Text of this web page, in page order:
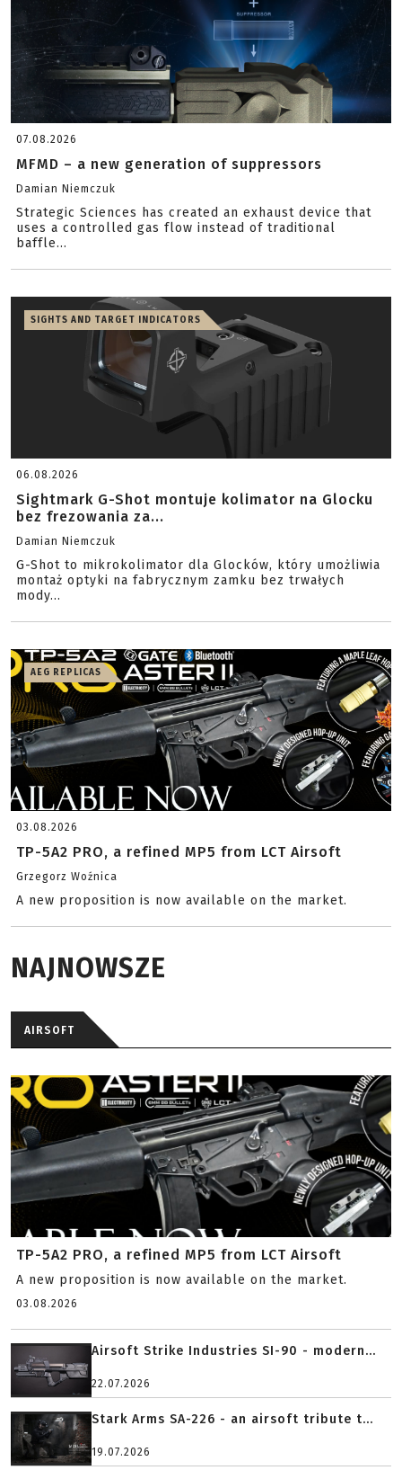
07.08.2026
MFMD – a new generation of suppressors
Damian Niemczuk
Strategic Sciences has created an exhaust device that
uses a controlled gas flow instead of traditional
baffle...
SIGHTS AND TARGET INDICATORS
06.08.2026
Sightmark G-Shot montuje kolimator na Glocku
bez frezowania za...
Damian Niemczuk
G-Shot to mikrokolimator dla Glocków, który umożliwia
montaż optyki na fabrycznym zamku bez trwałych
mody...
AEG REPLICAS
03.08.2026
TP-5A2 PRO, a refined MP5 from LCT Airsoft
Grzegorz Woźnica
A new proposition is now available on the market.
NAJNOWSZE
AIRSOFT
TP-5A2 PRO, a refined MP5 from LCT Airsoft
A new proposition is now available on the market.
03.08.2026
Airsoft Strike Industries SI-90 - modern...
22.07.2026
Stark Arms SA-226 - an airsoft tribute t...
19.07.2026